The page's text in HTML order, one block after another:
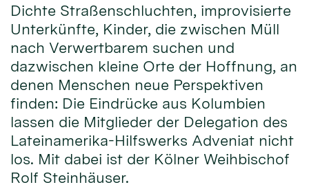
Dichte Straßenschluchten, improvisierte
Unterkünfte, Kinder, die zwischen Müll
nach Verwertbarem suchen und
dazwischen kleine Orte der Hoffnung, an
denen Menschen neue Perspektiven
finden: Die Eindrücke aus Kolumbien
lassen die Mitglieder der Delegation des
Lateinamerika-Hilfswerks Adveniat nicht
los. Mit dabei ist der Kölner Weihbischof
Rolf Steinhäuser.